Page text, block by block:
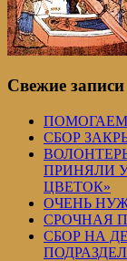
Свежие записи
СБОР
ПРИНЯЛИ
ЦВЕТОК»
ОЧЕНЬ
СРОЧНАЯ
СБОР НА